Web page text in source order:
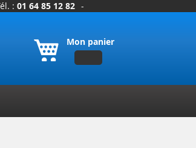
: 01 64 85 12 82 -
Mon panier